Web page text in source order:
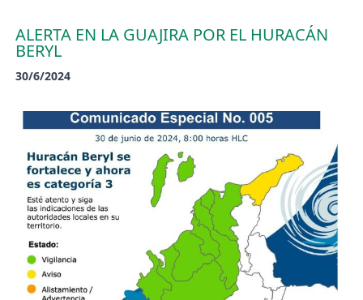
ALERTA EN LA GUAJIRA POR EL HURACÁN
BERYL
30/6/2024